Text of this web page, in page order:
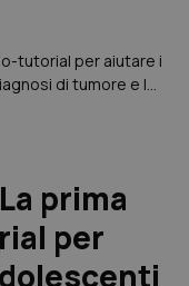
tutorial per aiutare i
di tumore e le
prima
per